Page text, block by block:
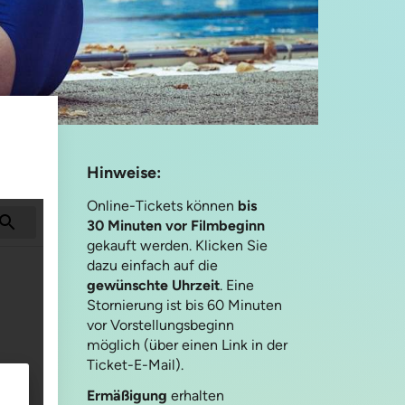
Hinweise:
Online-Tickets können bis
30 Minuten vor Filmbeginn
gekauft werden. Klicken Sie
dazu einfach auf die
gewünschte Uhrzeit. Eine
Stornierung ist bis 60 Minuten
vor Vorstellungsbeginn
möglich (über einen Link in der
Ticket-E-Mail).
Ermäßigung erhalten